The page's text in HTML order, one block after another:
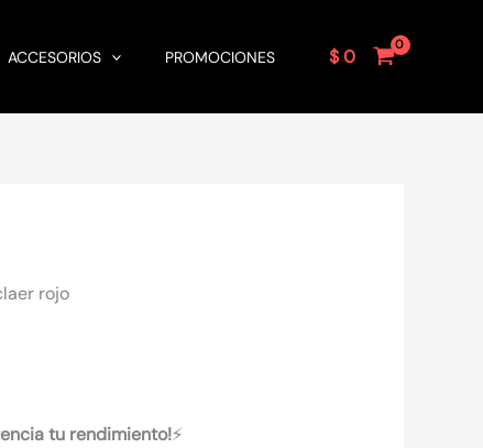
ACCESORIOS PROMOCIONES $0
rojo
tu rendimiento!⚡